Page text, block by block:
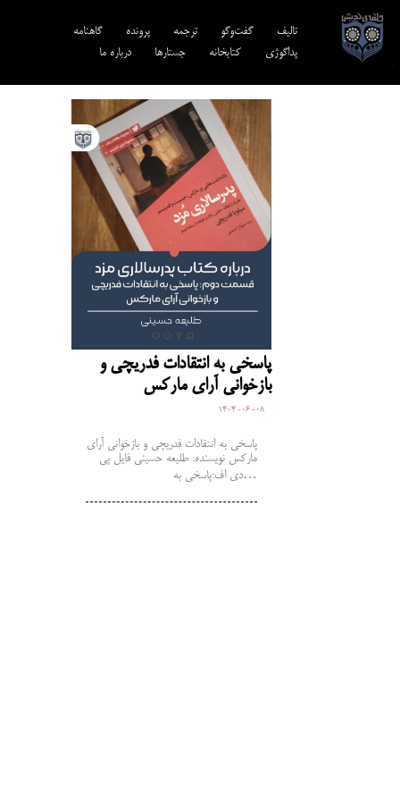
تالیف‎‌ گفت‌وگو ترجمه‌ پرونده
گاهنامه
پداگوژی
کتابخانه جستارها درباره ما
پاسخی به انتقادات فدریچی و
بازخوانی آرای مارکس
1404-06-08
پاسخی به انتقادات فدریچی و بازخوانی آرای
مارکس نویسنده: طلیعه حسینی فایل پی
دی اف:پاسخی به…